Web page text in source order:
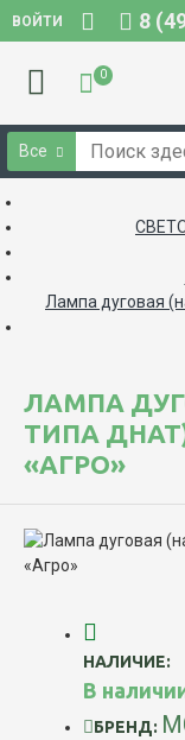
ВОЙТИ 8
0
Все
Лампа дуговая
ЛАМПА
ТИПА
«АГРО»
НАЛИЧИЕ:
В
БРЕНД: